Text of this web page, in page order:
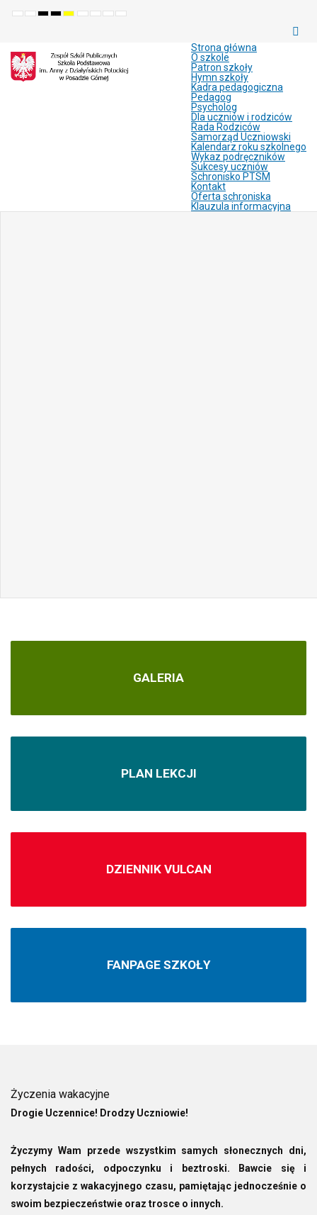
Default
NightHigh
mode
High
mode
High
mode
SetSetMake
Set
Strona główna
O szkole
Patron szkoły
Hymn szkoły
Kadra pedagogiczna
Pedagog
Psycholog
Dla uczniów i rodziców
Rada Rodziców
Samorząd Uczniowski
Kalendarz roku szkolnego
Wykaz podręczników
Sukcesy uczniów
Schronisko PTSM
Kontakt
Oferta schroniska
Klauzula informacyjna
GALERIA
PLAN LEKCJI
DZIENNIK VULCAN
FANPAGE SZKOŁY
Życzenia wakacyjne
Drogie Uczennice! Drodzy Uczniowie!
Życzymy Wam przede wszystkim samych słonecznych dni,
pełnych radości, odpoczynku i beztroski. Bawcie się i
korzystajcie z wakacyjnego czasu, pamiętając jednocześnie o
swoim bezpieczeństwie oraz trosce o innych.